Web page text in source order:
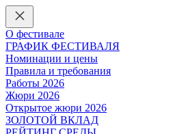
О фестивале
ГРАФИК ФЕСТИВАЛЯ
Номинации и цены
Правила и требования
Работы 2026
Жюри 2026
Открытое жюри 2026
ЗОЛОТОЙ ВКЛАД